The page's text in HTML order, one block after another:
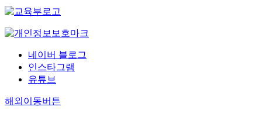
네이버 블로그
인스타그램
유튜브
해외이동버튼